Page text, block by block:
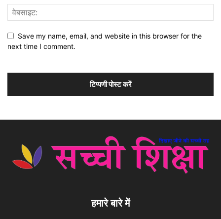
Save my name, email, and website in this browser for the
next time I comment.
हमारे बारे में